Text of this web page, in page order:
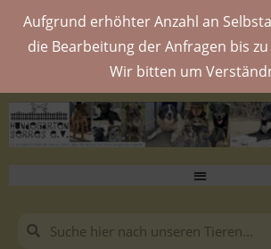
Aufgrund erhöhter Anzahl an
die Bearbeitung der Anfragen bis
Wir bitten um